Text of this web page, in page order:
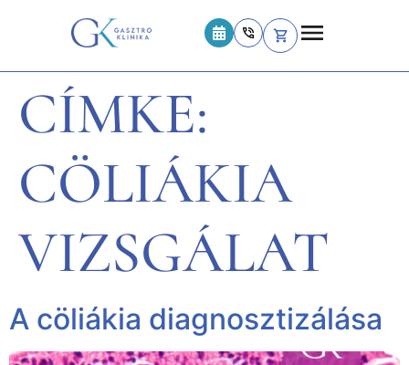
CÍMKE:
CÖLIÁKIA
VIZSGÁLAT
A cöliákia diagnosztizálása